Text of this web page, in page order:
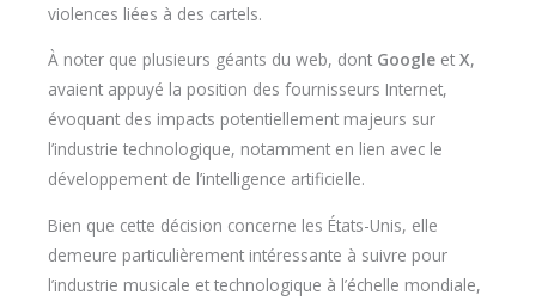
violences liées à des cartels.
À noter que plusieurs géants du web, dont Google et X,
avaient appuyé la position des fournisseurs Internet,
évoquant des impacts potentiellement majeurs sur
l’industrie technologique, notamment en lien avec le
développement de l’intelligence artificielle.
Bien que cette décision concerne les États-Unis, elle
demeure particulièrement intéressante à suivre pour
l’industrie musicale et technologique à l’échelle mondiale,